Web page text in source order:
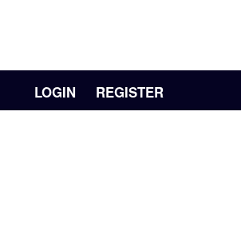
LOGIN REGISTER